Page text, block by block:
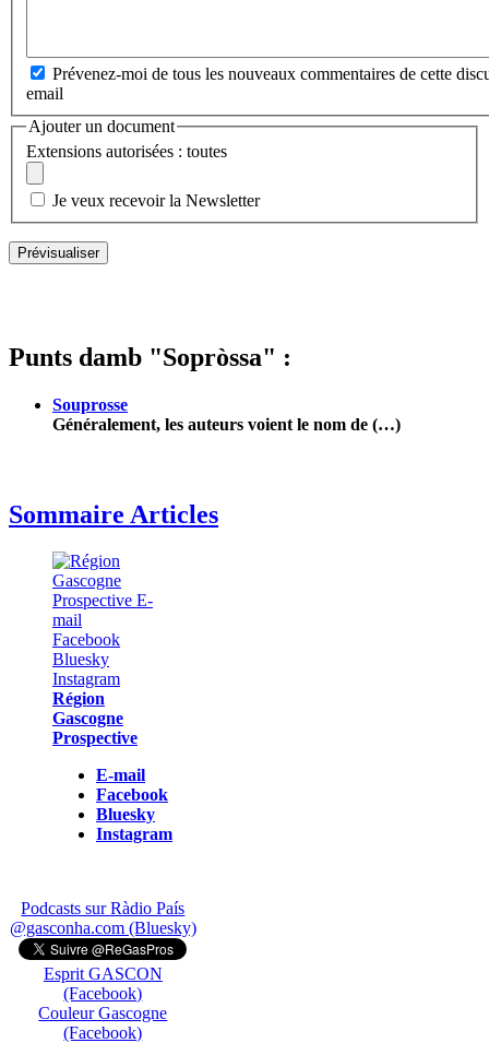
Prévenez-moi de tous les nouveaux commentaires de cette
email
Ajouter un document
Extensions autorisées : toutes
Je veux recevoir la Newsletter
Punts damb "Sopròssa" :
Souprosse
Généralement, les auteurs voient le nom de (…)
Sommaire Articles
Région
Gascogne
Prospective
E-mail
Facebook
Bluesky
Instagram
Podcasts sur Ràdio País
@gasconha.com (Bluesky)
Esprit GASCON
(Facebook)
Couleur Gascogne
(Facebook)